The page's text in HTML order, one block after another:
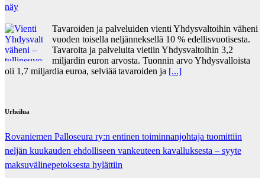
näy
Tavaroiden ja palveluiden vienti Yhdysvaltoihin väheni
vuoden toisella neljänneksellä 10 % edellisvuotisesta.
Tavaroita ja palveluita vietiin Yhdysvaltoihin 3,2
miljardin euron arvosta. Tuonnin arvo Yhdysvalloista
oli 1,7 miljardia euroa, selviää tavaroiden ja [...]
Urheilua
Rovaniemen Palloseura ry:n entinen toiminnanjohtaja tuo­mit­tiin
neljän kuu­kau­den eh­dol­li­seen van­keu­teen ka­val­luk­ses­ta – syyte
mak­su­vä­li­ne­pe­tok­ses­ta hy­lät­tiin